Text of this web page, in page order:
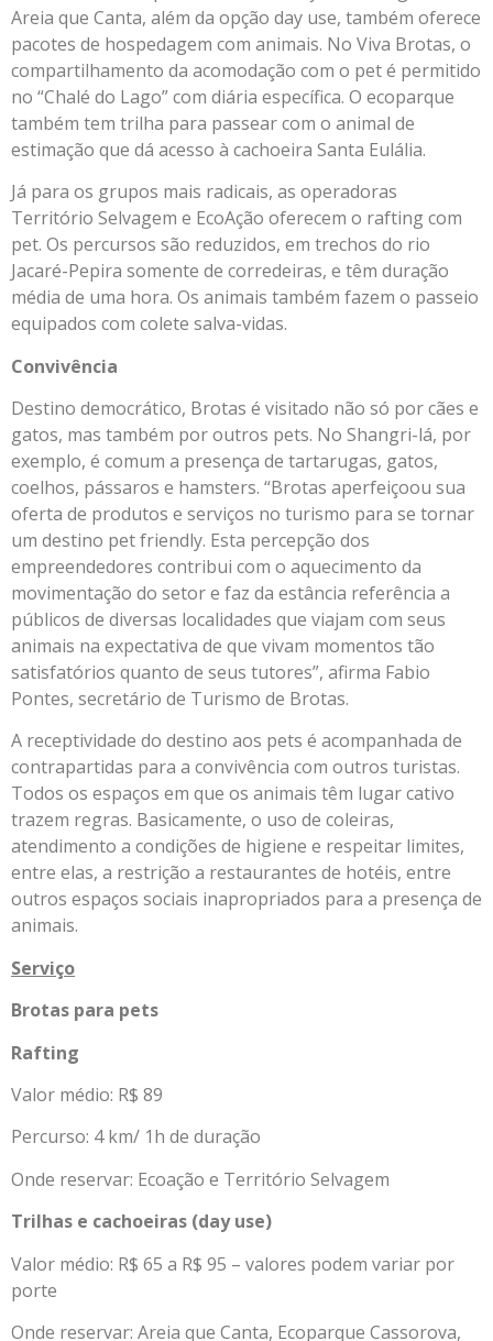
Areia que Canta, além da opção day use, também oferece
pacotes de hospedagem com animais. No Viva Brotas, o
compartilhamento da acomodação com o pet é permitido
no “Chalé do Lago” com diária específica. O ecoparque
também tem trilha para passear com o animal de
estimação que dá acesso à cachoeira Santa Eulália.
Já para os grupos mais radicais, as operadoras
Território Selvagem e EcoAção oferecem o rafting com
pet. Os percursos são reduzidos, em trechos do rio
Jacaré-Pepira somente de corredeiras, e têm duração
média de uma hora. Os animais também fazem o passeio
equipados com colete salva-vidas.
Convivência
Destino democrático, Brotas é visitado não só por cães e
gatos, mas também por outros pets. No Shangri-lá, por
exemplo, é comum a presença de tartarugas, gatos,
coelhos, pássaros e hamsters. “Brotas aperfeiçoou sua
oferta de produtos e serviços no turismo para se tornar
um destino pet friendly. Esta percepção dos
empreendedores contribui com o aquecimento da
movimentação do setor e faz da estância referência a
públicos de diversas localidades que viajam com seus
animais na expectativa de que vivam momentos tão
satisfatórios quanto de seus tutores”, afirma Fabio
Pontes, secretário de Turismo de Brotas.
A receptividade do destino aos pets é acompanhada de
contrapartidas para a convivência com outros turistas.
Todos os espaços em que os animais têm lugar cativo
trazem regras. Basicamente, o uso de coleiras,
atendimento a condições de higiene e respeitar limites,
entre elas, a restrição a restaurantes de hotéis, entre
outros espaços sociais inapropriados para a presença de
animais.
Serviço
Brotas para pets
Rafting
Valor médio: R$ 89
Percurso: 4 km/ 1h de duração
Onde reservar: Ecoação e Território Selvagem
Trilhas e cachoeiras (day use)
Valor médio: R$ 65 a R$ 95 – valores podem variar por
porte
Onde reservar: Areia que Canta, Ecoparque Cassorova,